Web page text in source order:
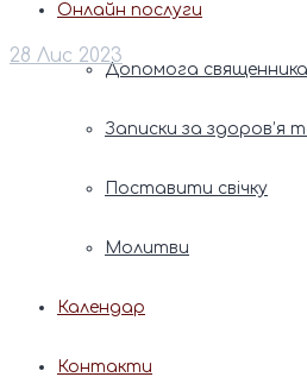
Онлайн послуги
Допомога священника
Записки за здоров’я
Поставити свічку
Молитви
Календар
Контакти
28 Лис 2023